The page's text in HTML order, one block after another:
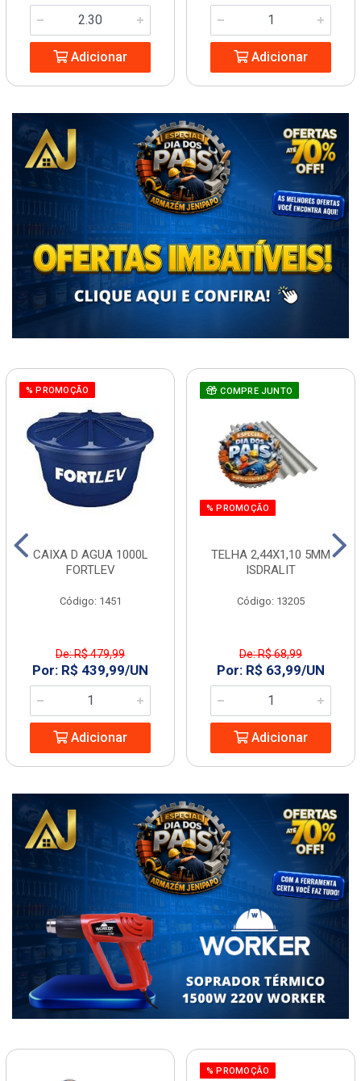
Adicionar Adicionar
% PROMOÇÃO
CAIXA D AGUA 1000L
FORTLEV
Código: 1451
De: R$ 479,99
Por: R$ 439,99/UN
Adicionar
COMPRE JUNTO
% PROMOÇÃO
TELHA 2,44X1,10 5MM
ISDRALIT
Código: 13205
De: R$ 68,99
Por: R$ 63,99/UN
Adicionar
% PROMOÇÃO